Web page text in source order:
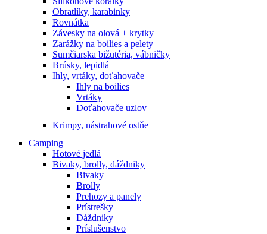
Obratlíky, karabinky
Rovnátka
Závesky na olová + krytky
Zarážky na boilies a pelety
Sumčiarska bižutéria, vábničky
Brúsky, lepidlá
Ihly, vrtáky, doťahovače
Ihly na boilies
Vrtáky
Doťahovače uzlov
Krimpy, nástrahové ostňe
Camping
Hotové jedlá
Bivaky, brolly, dáždniky
Bivaky
Brolly
Prehozy a panely
Prístrešky
Dáždniky
Príslušenstvo